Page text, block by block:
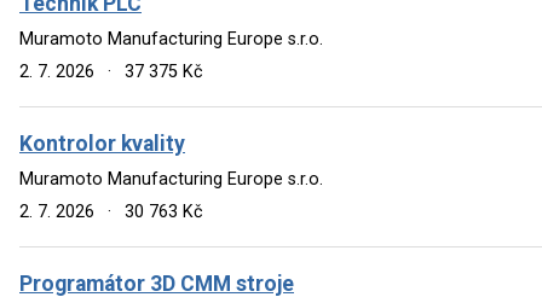
Muramoto Manufacturing Europe s.r.o.
2. 7. 2026
· 37 375 Kč
Kontrolor kvality
Muramoto Manufacturing Europe s.r.o.
2. 7. 2026
· 30 763 Kč
Programátor 3D CMM stroje